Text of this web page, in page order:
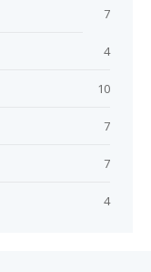
7
4
10
7
7
4